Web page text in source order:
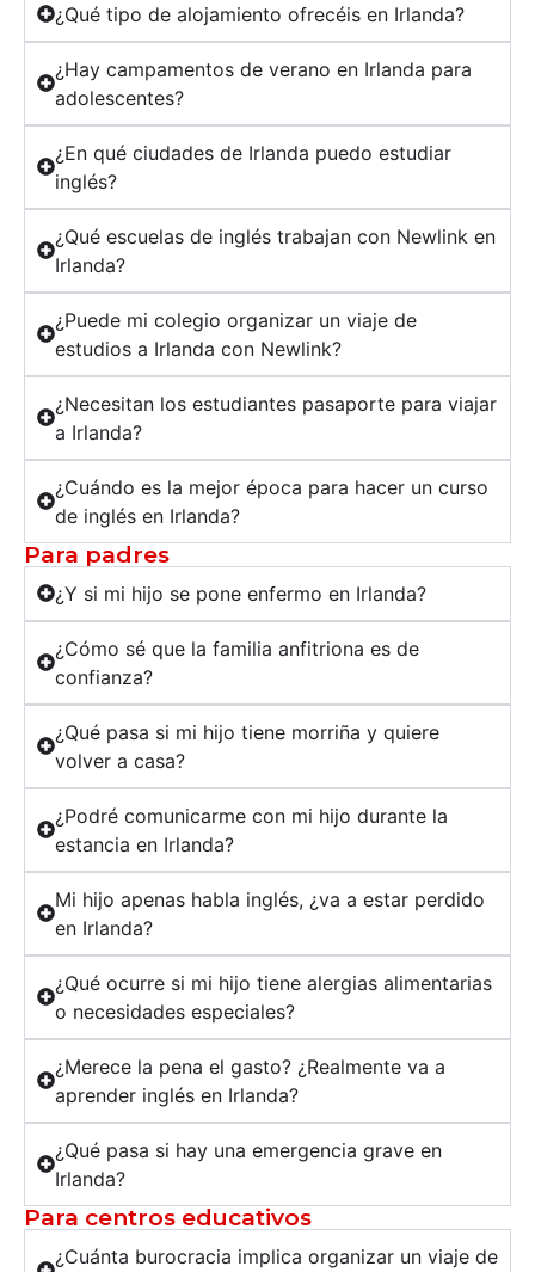
¿Qué tipo de alojamiento ofrecéis en Irlanda?
¿Hay campamentos de verano en Irlanda para
adolescentes?
¿En qué ciudades de Irlanda puedo estudiar
inglés?
¿Qué escuelas de inglés trabajan con Newlink en
Irlanda?
¿Puede mi colegio organizar un viaje de
estudios a Irlanda con Newlink?
¿Necesitan los estudiantes pasaporte para viajar
a Irlanda?
¿Cuándo es la mejor época para hacer un curso
de inglés en Irlanda?
Para padres
¿Y si mi hijo se pone enfermo en Irlanda?
¿Cómo sé que la familia anfitriona es de
confianza?
¿Qué pasa si mi hijo tiene morriña y quiere
volver a casa?
¿Podré comunicarme con mi hijo durante la
estancia en Irlanda?
Mi hijo apenas habla inglés, ¿va a estar perdido
en Irlanda?
¿Qué ocurre si mi hijo tiene alergias alimentarias
o necesidades especiales?
¿Merece la pena el gasto? ¿Realmente va a
aprender inglés en Irlanda?
¿Qué pasa si hay una emergencia grave en
Irlanda?
Para centros educativos
¿Cuánta burocracia implica organizar un viaje de